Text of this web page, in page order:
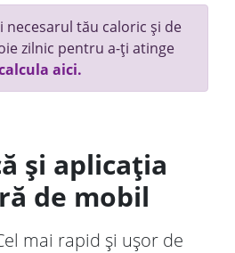
necesarul tău caloric și de
zilnic pentru a-ți atinge
aici.
și aplicația
de mobil
mai rapid și ușor de